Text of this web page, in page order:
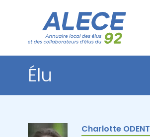
Élu
Charlotte ODENT